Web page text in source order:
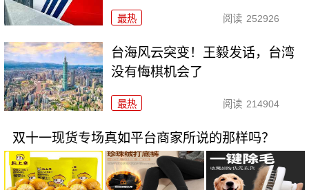
最热 阅读 252926
台海风云突变！王毅发话，台湾
没有悔棋机会了
最热 阅读 214904
双十一现货专场真如平台商家所说的那样吗？